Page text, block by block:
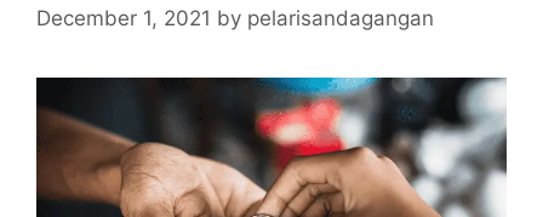
December 1, 2021 by pelarisandagangan